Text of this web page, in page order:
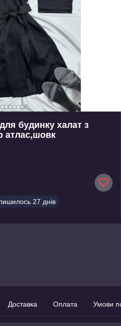
будинку халат з
атлас,шовк
27 днів
Доставка Оплата Умови